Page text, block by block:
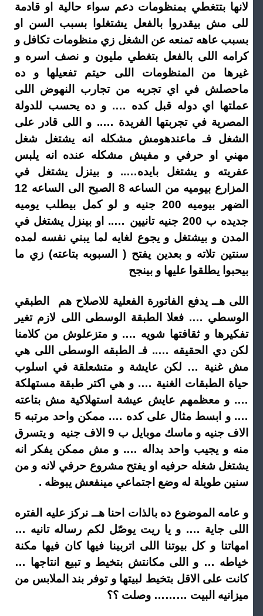
لانها بتتغطي بمنظومات دعم سواء حالية او قادمة
للى مش بيقدروا بالفعل يشتغلوا بسبب السن او
بسبب عاهه تمنعه عن الشغل زي منظومات تكافل و
كرامه اللى بالفعل بتغطي مليون و نصف اسره و
غيرها من المنظومات اللى حيتم تفعيلها و ده
ماحصلش في اي تجربه من تجارب النهوض اللى
عملتها اي دوله قبل كده …. و ده يحسب للدولة
المصرية في تجربتها الفريدة ….. و اللى قادر على
الشغل فـ ماعندهومش مشكله انه يشتغل شغل
مهني او حرفي و مفيش مشكله عنده انه يلبس
عفريته و يشتغل بايده….. و بينزل يشتغل في
المزارع بيوميه من الساعه 8 الصبح الى الساعه 12
الضهر بيوميه 200 جنيه و لو كمل بيطلب يوميه
جديده ب 200 جنيه تانيين ….. او بينزل يشتغل في
المدن و بيشتغل و يجوع لغايه لما يبني نفسه لمده
سنتين تلاته و بعدين يفتح ( السبوبه بتاعته) زي ما
بيحبوا يطلقوا عليها و بينجح
اللى هــ يدفع الفاتورة الفعلية للاصلاح هم الطبقي
الوسطي …. فعلا الطبقة الوسطى اللى لازم تغير
تفكيرها و ثقافتها شويه …. و متزعلوش من كلامنا
لكن دي الحقيقه ….. فـ الطبقه الوسطى اللى هي
مش غنية … لكن عايشة و متشعلقة في اسلوب
حياة الطبقات الغنية …. و هي اكتر طبقة مستهلكة
…. و معظمهم عايش عيشة استهلاكية مش بتاعته
…. و ابسط مثال على كده …. ممكن واحد مرتبه 5
الاف جنيه و ماسك موبايل ب 9 الاف جنيه و يتسرق
منه و يجيب واحد بداله …. و مش ممكن يفكر انه
يشتغل شغله حرفيه او يفتح مشروع حرفي لانه و من
سنين طويلة له وضع اجتماعي مينفعش يبوظه .
و عامه الموضوع ده بالذات احنا هــ نركز عليه الفتره
اللى جاية …. و يا ريت يوصّل لكم رساله تانيه …
امهاتنا و كل بيوتنا اللى اتربينا فيها كان فيها مكنة
خياطه … و اللى مكانتش بتخيط و تبيع انتاجها …
كانت على الاقل بتخيط لبيتها و توفر بند الملابس من
ميزانيه البيت ……… وصلت ؟؟